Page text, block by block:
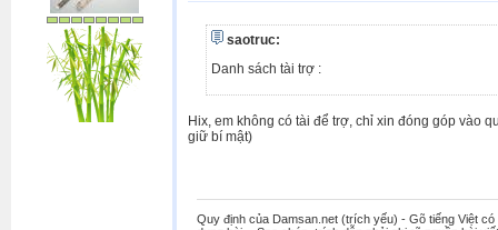
saotruc:
Danh sách tài trợ :
Hix, em không có tài để trợ, chỉ xin đóng góp vào
giữ bí mật)
Quy định của Damsan.net (trích yếu) - Gõ tiếng Việt